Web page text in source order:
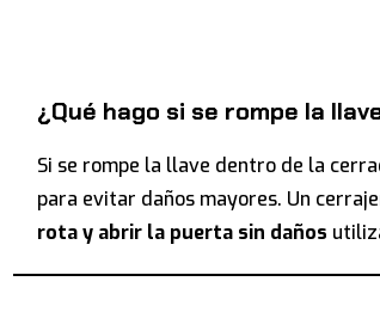
¿Qué hago si se rompe la
Si se rompe la llave dentro de la
para evitar daños mayores. Un
rota y abrir la puerta sin daños